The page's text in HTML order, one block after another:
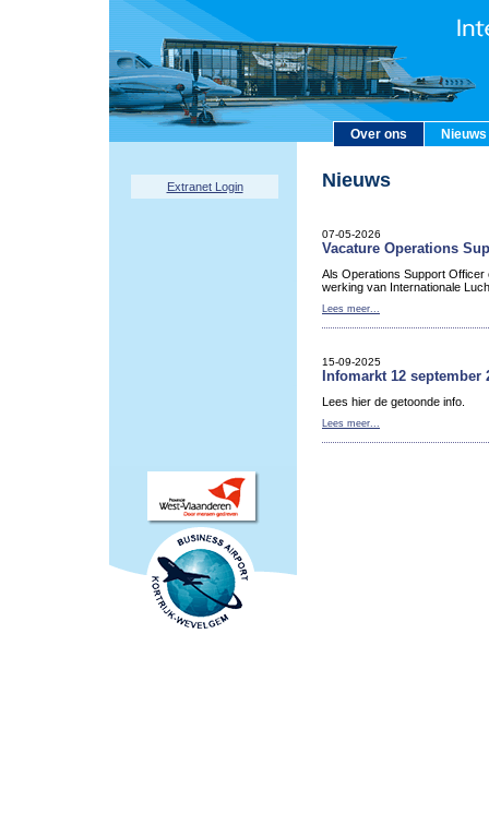
Over ons Nieuws
Extranet Login Nieuws
07-05-2026
Vacature Operations
Als Operations Support Officer
werking van Internationale
Lees meer...
15-09-2025
Infomarkt 12 september
Lees hier de getoonde info.
Lees meer...